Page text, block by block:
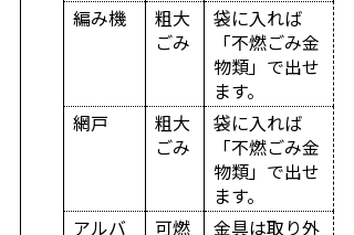
編み機
粗大
ごみ
袋に入れば
「不燃ごみ金
物類」で出せ
ます。
網戸
粗大
ごみ
袋に入れば
「不燃ごみ金
物類」で出せ
ます。
アルバ
可燃
金具は取り外